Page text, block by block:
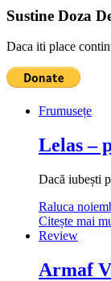
Sustine Doza
Daca iti place
Frumusețe
Lelas –
Dacă iubești
Raluca
Citește mai
Review
Armaf